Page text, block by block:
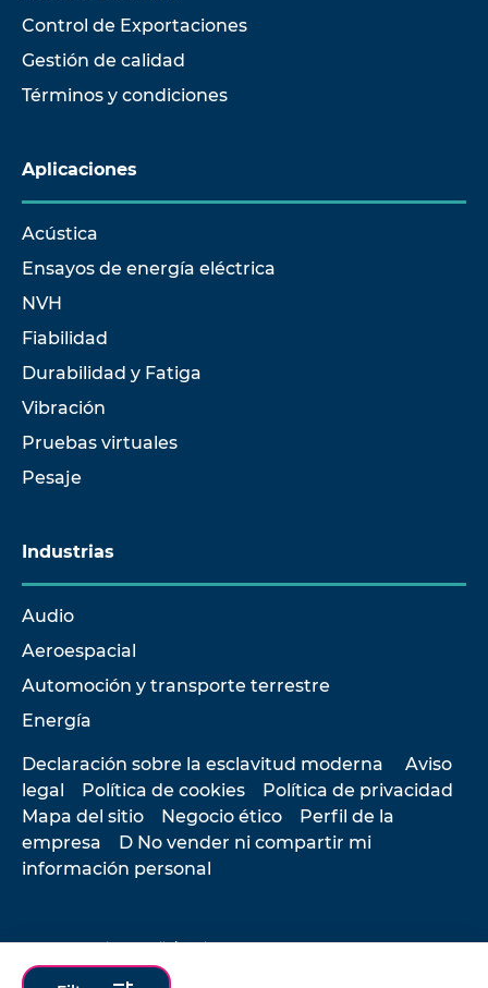
Control de Exportaciones
Gestión de calidad
Términos y condiciones
Aplicaciones
Acústica
Ensayos de energía eléctrica
NVH
Fiabilidad
Durabilidad y Fatiga
Vibración
Pruebas virtuales
Pesaje
Industrias
Audio
Aeroespacial
Automoción y transporte terrestre
Energía
Declaración sobre la esclavitud moderna
Aviso
legal
Política de cookies
Política de privacidad
Mapa del sitio
Negocio ético
Perfil de la
empresa
D No vender ni compartir mi
información personal
© 2026 Hottinger Brüel & Kjær